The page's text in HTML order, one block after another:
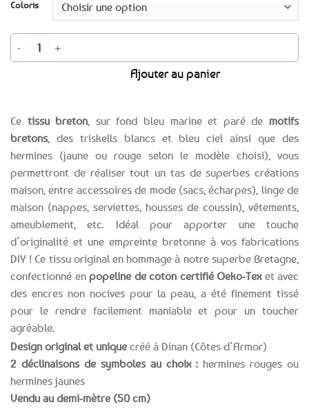
Ce tissu breton , sur fond bleu marine et paré de motifs
bretons, des triskells blancs et bleu ciel ainsi que des
hermines (jaune ou rouge selon le modèle choisi), vous
permettront de réaliser tout un tas de superbes créations
maison, entre accessoires de mode (sacs, écharpes), linge de
maison (nappes, serviettes, housses de coussin), vêtements,
ameublement, etc. Idéal pour apporter une touche
d’originalité et une empreinte bretonne à vos fabrications
DIY ! Ce tissu original en hommage à notre superbe Bretagne,
confectionné en popeline de coton certifié Oeko-Texet avec
des encres non nocives pour la peau, a été finement tissé
pour le rendre facilement maniable et pour un toucher
agréable.
Design original et unique créé à Dinan (Côtes d’Armor)
2 déclinaisons de symboles au choix : hermines rouges ou
hermines jaunes
Vendu au demi-mètre (50 cm)
Coloris
quantité de Tissu breton coton Bréhat - 2 coloris au choix
Ajouter au panier